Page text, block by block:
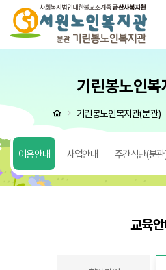
교육안내
기린봉노인
처음으로기린봉노인복지관(분관)
이용안내 사업안내 주간식단(분
교육안